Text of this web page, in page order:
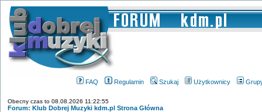
FAQ Regulamin Szukaj Użytkownicy
Obecny czas to 08.08.2026 11:22:55
Forum: Klub Dobrej Muzyki kdm.pl Strona Główna